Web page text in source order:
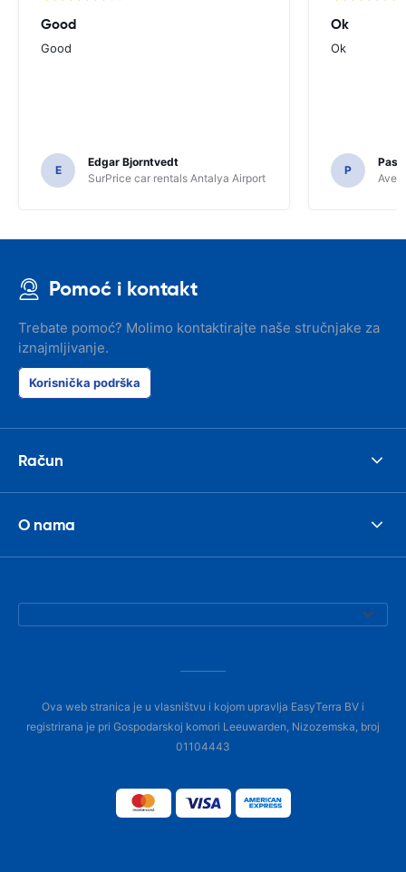
Good
Good
E
Edgar Bjorntvedt
SurPrice car rentals Antalya Airport
Ok
Ok
P
Avec
Pomoć i kontakt
Trebate pomoć? Molimo kontaktirajte naše stručnjake za
iznajmljivanje.
Korisnička podrška
Račun
O nama
Ova web stranica je u vlasništvu i kojom upravlja EasyTerra BV i
registrirana je pri Gospodarskoj komori Leeuwarden, Nizozemska, broj
01104443